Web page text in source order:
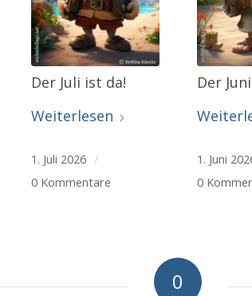
Der Juli ist da!
Weiterlesen
1. Juli 2026 /
0 Kommentare
Der
1. Juni
0
0